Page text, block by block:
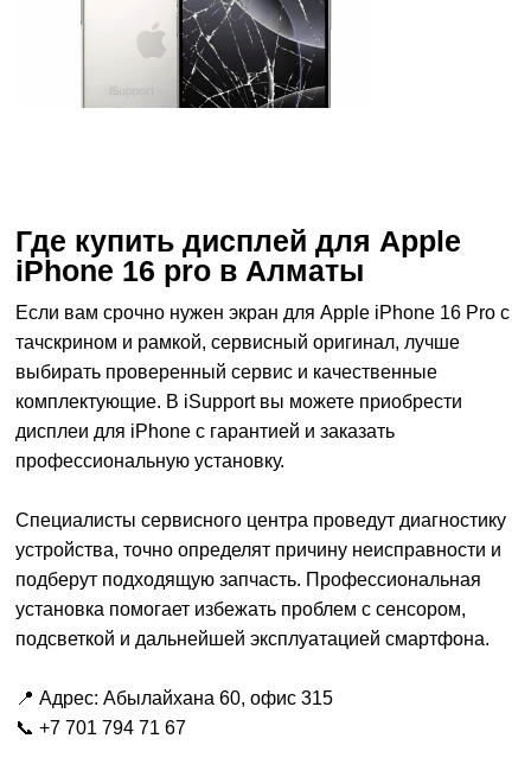
Где купить дисплей для Apple
iPhone 16 pro в Алматы
Если вам срочно нужен экран для Apple iPhone 16 Pro с
тачскрином и рамкой, сервисный оригинал, лучше
выбирать проверенный сервис и качественные
комплектующие. В iSupport вы можете приобрести
дисплеи для iPhone с гарантией и заказать
профессиональную установку.
Специалисты сервисного центра проведут диагностику
устройства, точно определят причину неисправности и
подберут подходящую запчасть. Профессиональная
установка помогает избежать проблем с сенсором,
подсветкой и дальнейшей эксплуатацией смартфона.
📍 Адрес: Абылайхана 60, офис 315
📞 +7 701 794 71 67